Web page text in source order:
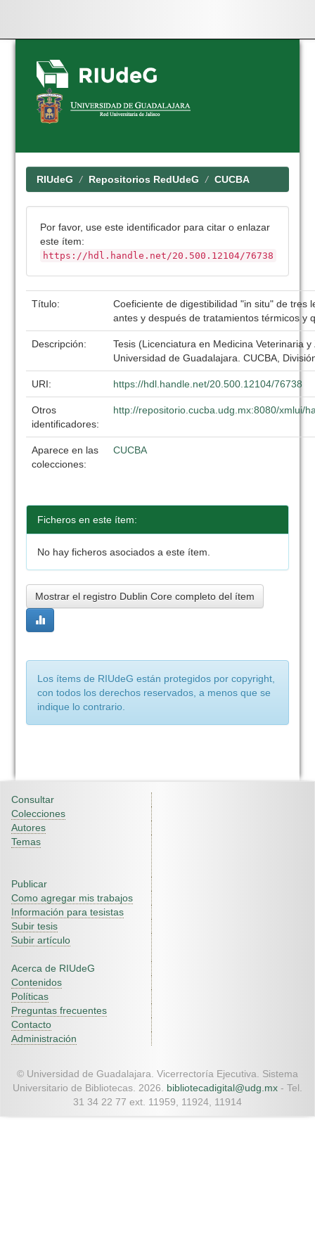
Skip
navigation
RIUdeG Repositorios RedUdeG CUCBA
Por favor, use este identificador para citar o enlazar
este ítem:
https://hdl.handle.net/20.500.12104/76738
Título:
Coeficiente de digestibilidad "in situ" de tres
antes y después de tratamientos térmicos y
Descripción:
Tesis (Licenciatura en Medicina Veterinaria
Universidad de Guadalajara. CUCBA,
URI: https://hdl.handle.net/20.500.12104/76738
Otros
identificadores:
http://repositorio.cucba.udg.mx:8080/xmlui/
Aparece en las
colecciones:
CUCBA
Ficheros en este ítem:
No hay ficheros asociados a este ítem.
Mostrar el registro Dublin Core completo del ítem
Los ítems de RIUdeG están protegidos por copyright,
con todos los derechos reservados, a menos que se
indique lo contrario.
Consultar
Colecciones
Autores
Temas
Publicar
Como agregar mis trabajos
Información para tesistas
Subir tesis
Subir artículo
Acerca de RIUdeG
Contenidos
Políticas
Preguntas frecuentes
Contacto
Administración
© Universidad de Guadalajara. Vicerrectoría Ejecutiva. Sistema
Universitario de Bibliotecas. 2026. bibliotecadigital@udg.mx - Tel.
31 34 22 77 ext. 11959, 11924, 11914